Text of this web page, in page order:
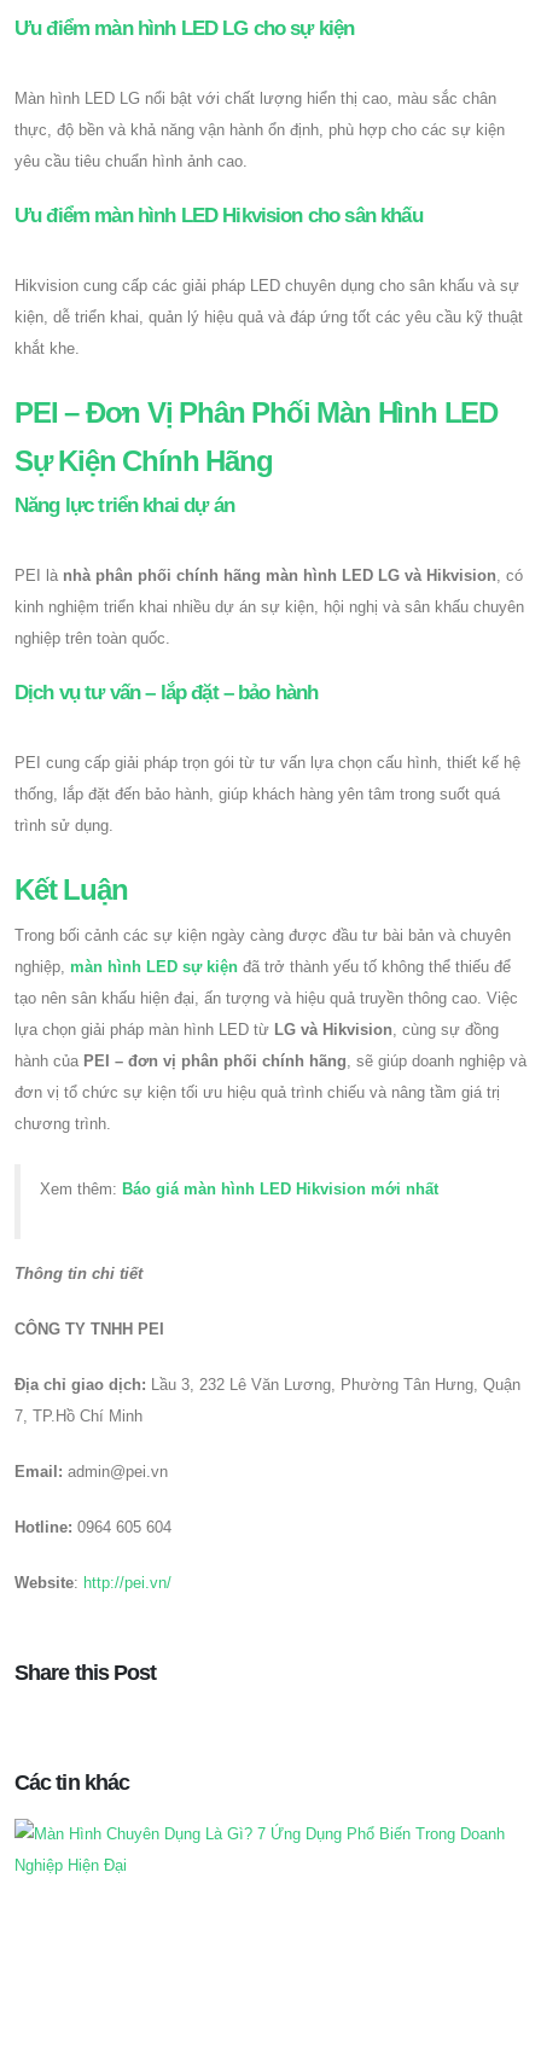
Ưu điểm màn hình LED LG cho sự kiện
Màn hình LED LG nổi bật với chất lượng hiển thị cao, màu sắc chân
thực, độ bền và khả năng vận hành ổn định, phù hợp cho các sự kiện
yêu cầu tiêu chuẩn hình ảnh cao.
Ưu điểm màn hình LED Hikvision cho sân khấu
Hikvision cung cấp các giải pháp LED chuyên dụng cho sân khấu và sự
kiện, dễ triển khai, quản lý hiệu quả và đáp ứng tốt các yêu cầu kỹ thuật
khắt khe.
PEI – Đơn Vị Phân Phối Màn Hình LED
Sự Kiện Chính Hãng
Năng lực triển khai dự án
PEI là nhà phân phối chính hãng màn hình LED LG và Hikvision, có
kinh nghiệm triển khai nhiều dự án sự kiện, hội nghị và sân khấu chuyên
nghiệp trên toàn quốc.
Dịch vụ tư vấn – lắp đặt – bảo hành
PEI cung cấp giải pháp trọn gói từ tư vấn lựa chọn cấu hình, thiết kế hệ
thống, lắp đặt đến bảo hành, giúp khách hàng yên tâm trong suốt quá
trình sử dụng.
Kết Luận
Trong bối cảnh các sự kiện ngày càng được đầu tư bài bản và chuyên
nghiệp, màn hình LED sự kiện đã trở thành yếu tố không thể thiếu để
tạo nên sân khấu hiện đại, ấn tượng và hiệu quả truyền thông cao. Việc
lựa chọn giải pháp màn hình LED từ LG và Hikvision, cùng sự đồng
hành của PEI – đơn vị phân phối chính hãng, sẽ giúp doanh nghiệp và
đơn vị tổ chức sự kiện tối ưu hiệu quả trình chiếu và nâng tầm giá trị
chương trình.
Xem thêm: Báo giá màn hình LED Hikvision mới nhất
Thông tin chi tiết
CÔNG TY TNHH PEI
Địa chỉ giao dịch: Lầu 3, 232 Lê Văn Lương, Phường Tân Hưng, Quận
7, TP.Hồ Chí Minh
Email: admin@pei.vn
Hotline: 0964 605 604
Website: http://pei.vn/
Share this Post
Các tin khác